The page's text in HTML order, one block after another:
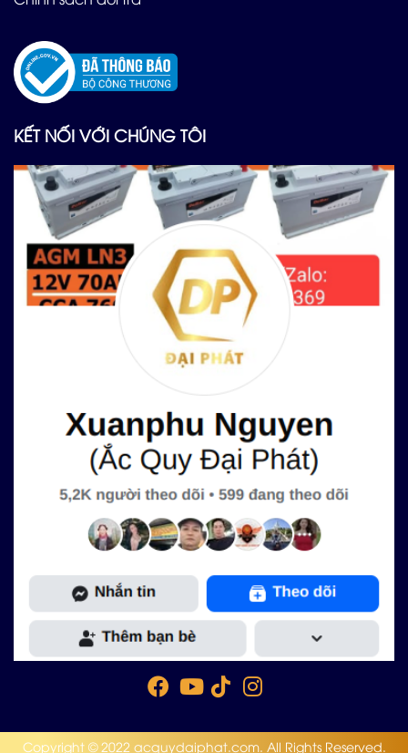
KẾT NỐI VỚI CHÚNG TÔI
Copyright © 2022 acquydaiphat.com. All Rights Reserved.